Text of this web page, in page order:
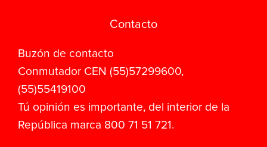
Contacto
Buzón de contacto
Conmutador CEN (55)57299600,
(55)55419100
Tú opinión es importante, del interior de la
República marca 800 71 51 721.